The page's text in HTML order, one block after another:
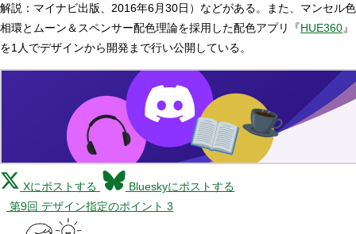
解説：マイナビ出版、2016年6月30日）などがある。また、マンセル色
相環とムーン＆スペンサー配色理論を採用した配色アプリ『HUE360』
を1人でデザインから開発まで行い公開している。
Xにポストする
Blueskyにポストする
第9回 デザイン指定のポイント 3